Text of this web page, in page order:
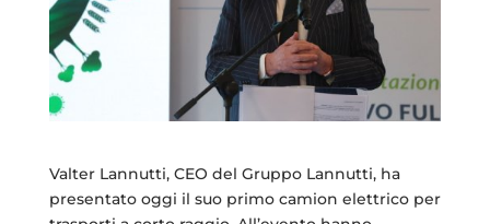
Valter Lannutti, CEO del Gruppo Lannutti, ha
presentato oggi il suo primo camion elettrico per